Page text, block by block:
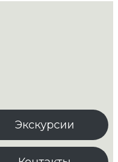
Экскурсии